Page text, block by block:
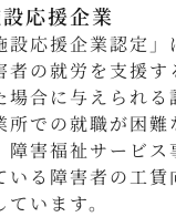
応援企業
設応援企業認定
者の就労を支援す
場合に与えられる
所での就職が困難
障害福祉サービス
いる障害者の工賃
います。